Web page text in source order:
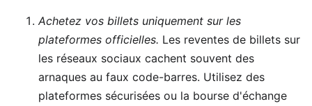
Achetez vos billets uniquement sur les
plateformes officielles. Les reventes de billets sur
les réseaux sociaux cachent souvent des
arnaques au faux code-barres. Utilisez des
plateformes sécurisées ou la bourse d'échange